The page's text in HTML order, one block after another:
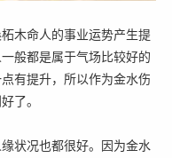
木命人的事业运势产生提
般都是属于气场比较好的
有提升，所以作为金水伤
了。
状况也都很好。因为金水